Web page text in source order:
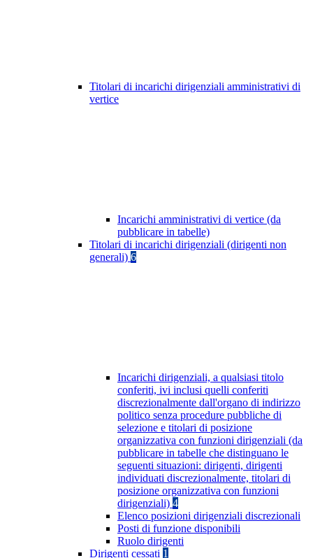
Titolari di incarichi dirigenziali amministrativi di
vertice
Incarichi amministrativi di vertice (da
pubblicare in tabelle)
Titolari di incarichi dirigenziali (dirigenti non
generali) 6
Incarichi dirigenziali, a qualsiasi titolo
conferiti, ivi inclusi quelli conferiti
discrezionalmente dall'organo di indirizzo
politico senza procedure pubbliche di
selezione e titolari di posizione
organizzativa con funzioni dirigenziali (da
pubblicare in tabelle che distinguano le
seguenti situazioni: dirigenti, dirigenti
individuati discrezionalmente, titolari di
posizione organizzativa con funzioni
dirigenziali) 4
Elenco posizioni dirigenziali discrezionali
Posti di funzione disponibili
Ruolo dirigenti
Dirigenti cessati 1